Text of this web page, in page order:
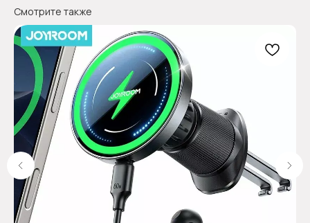
Смотрите также